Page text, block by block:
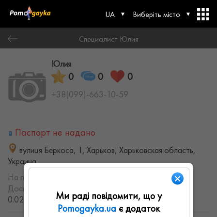
UA Виберіть місто
Специалист Юлия
Юлия
0 0 0
+38(099)-663-10-59
Паспорт не надано
вулиця Беркоса, 1, Харьков, Харьковская область,
Украина
На порталі з:
Досвід роботи: с 2018 года (8.5954548443124 лет,
0.026832777272574 месяцев)
Ми раді повідомити, що у
Pomogayka.ua є додаток